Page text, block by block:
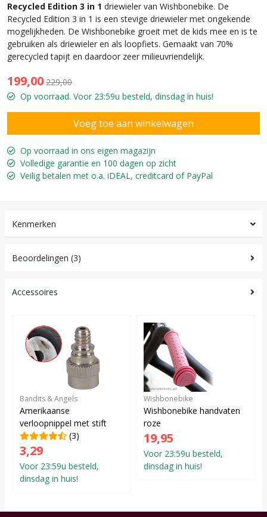
Recycled Edition 3 in 1 driewieler van Wishbonebike. De
Recycled Edition 3 in 1 is een stevige driewieler met ongekende
mogelijkheden. De Wishbonebike groeit met de kids mee en is te
gebruiken als driewieler en als loopfiets. Gemaakt van 70%
gerecycled tapijt en daardoor zeer milieuvriendelijk.
199,00 229,00
Op voorraad. Voor 23:59u besteld, dinsdag in huis!
Op voorraad in ons eigen magazijn
Volledige garantie en 100 dagen op zicht
Veilig betalen met o.a. iDEAL, creditcard of PayPal
Kenmerken
Beoordelingen (3)
Accessoires
Bandits & Angels
Amerikaanse
verloopnippel met stift
(3)
3,29
Voor 23:59u besteld,
dinsdag in huis!
Wishbonebike
Wishbonebike handvaten
roze
19,95
Voor 23:59u besteld,
dinsdag in huis!